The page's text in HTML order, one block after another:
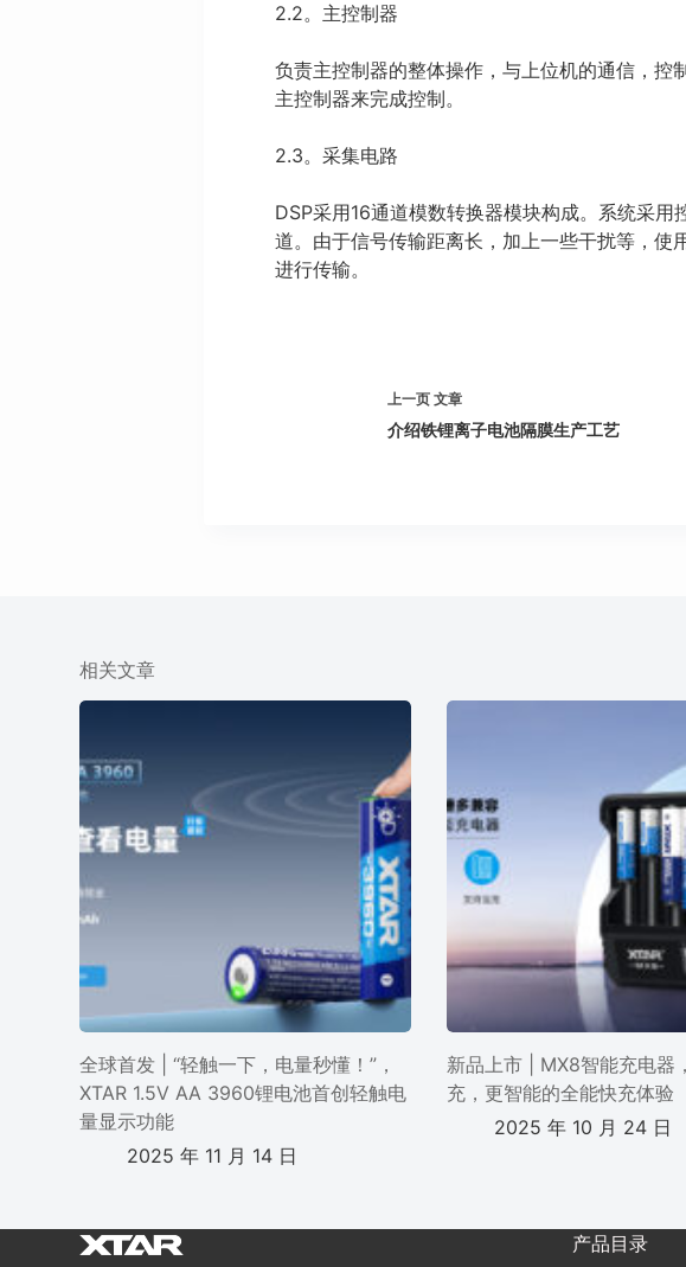
2.2。主控制器
负责主控制器的整体操作，与上位机的通信，
主控制器来完成控制。
2.3。采集电路
DSP采用16通道模数转换器模块构成。系统采
道。由于信号传输距离长，加上一些干扰等，
进行传输。
上一页 文章
介绍铁锂离子电池隔膜生产工艺
相关文章
全球首发 | “轻触一下，电量秒懂！”，
XTAR 1.5V AA 3960锂电池首创轻触电
量显示功能
2025 年 11 月 14 日
新品上市 | MX8智能充电器
充，更智能的全能快充体验
2025 年 10 月 24 日
产品目录